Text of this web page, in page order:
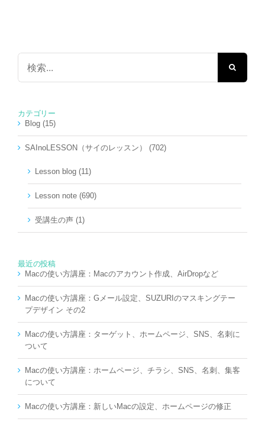
検
…
カテゴリー
Blog (15)
SAInoLESSON（サイのレッスン） (702)
Lesson blog (11)
Lesson note (690)
受講生の声 (1)
最近の投稿
Macの使い方講座：Macのアカウント作成、AirDropなど
Macの使い方講座：Gメール設定、SUZURIのマスキングテー
プデザイン その2
Macの使い方講座：ターゲット、ホームページ、SNS、名刺に
ついて
Macの使い方講座：ホームページ、チラシ、SNS、名刺、集客
について
Macの使い方講座：新しいMacの設定、ホームページの修正